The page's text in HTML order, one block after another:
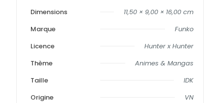
Dimensions
11,50 × 9,00 × 16,00 cm
Marque
Funko
Licence
Hunter x Hunter
Thème
Animes & Mangas
Taille
IDK
Origine
VN